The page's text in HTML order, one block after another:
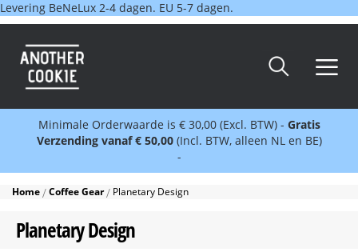
Levering BeNeLux 2-4 dagen. EU 5-7 dagen.
Minimale Orderwaarde is € 30,00 (Excl. BTW) - Gratis
Verzending vanaf € 50,00 (Incl. BTW, alleen NL en BE)
-
Home Coffee Gear Planetary Design
Planetary Design